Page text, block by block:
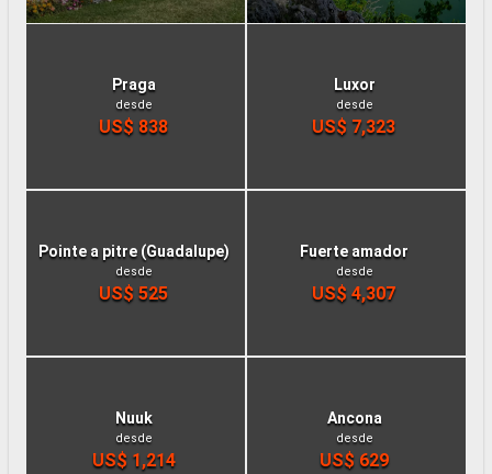
Praga
desde
US$ 838
Luxor
desde
US$ 7,323
Pointe a pitre (Guadalupe)
desde
US$ 525
Fuerte amador
desde
US$ 4,307
Nuuk
desde
US$ 1,214
Ancona
desde
US$ 629